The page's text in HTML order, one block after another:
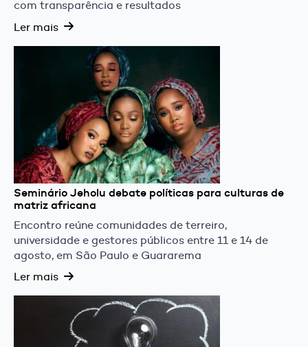
com transparência e resultados
Ler mais
Seminário Jeholu debate políticas para culturas de
matriz africana
Encontro reúne comunidades de terreiro,
universidade e gestores públicos entre 11 e 14 de
agosto, em São Paulo e Guararema
Ler mais